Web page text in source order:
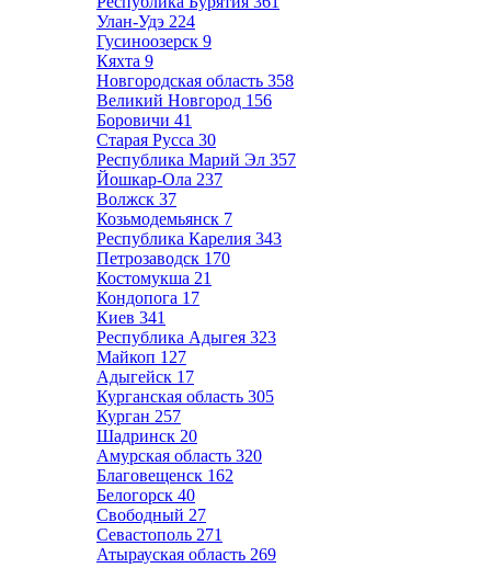
Улан-Удэ 224
Гусиноозерск 9
Кяхта 9
Новгородская область 358
Великий Новгород 156
Боровичи 41
Старая Русса 30
Республика Марий Эл 357
Йошкар-Ола 237
Волжск 37
Козьмодемьянск 7
Республика Карелия 343
Петрозаводск 170
Костомукша 21
Кондопога 17
Киев 341
Республика Адыгея 323
Майкоп 127
Адыгейск 17
Курганская область 305
Курган 257
Шадринск 20
Амурская область 320
Благовещенск 162
Белогорск 40
Свободный 27
Севастополь 271
Атырауская область 269